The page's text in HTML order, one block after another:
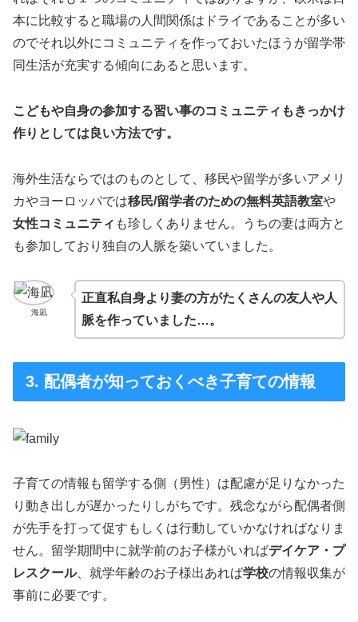
本に比較すると職場の人間関係はドライであることが多い
のでそれ以外にコミュニティを作っておいたほうが留学帯
同生活が充実する傾向にあると思います。
こどもや自身の参加する習い事のコミュニティもきっかけ
作りとしては良い方法です。
海外生活ならではのものとして、移民や留学が多いアメリ
カやヨーロッパでは移民/留学者のための無料英語教室や
女性コミュニティ も珍しくありません。うちの妻は両方と
も参加しており独自の人脈を築いていました。
海凪
正直私自身より妻の方がたくさんの友人や人
脈を作っていました…。
3. 配偶者が知っておくべき子育ての情報
子育ての情報も留学する側（男性）は配慮が足りなかった
り動き出しが遅かったりしがちです。残念ながら配偶者側
が先手を打って促すもしくは行動していかなければなりま
せん。留学期間中に就学前のお子様がいればデイケア・プ
レスクール、就学年齢のお子様出あれば学校の情報収集が
事前に必要です。